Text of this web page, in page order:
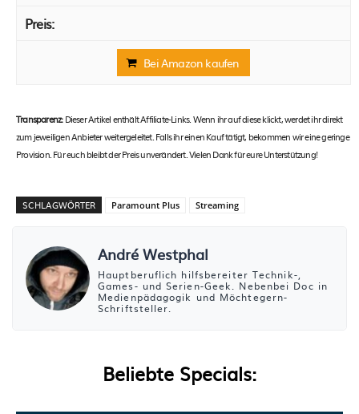
Bei Amazon kaufen
Transparenz:Dieser Artikel enthält Affiliate-Links. Wenn ihr auf diese klickt, werdet ihr direkt
zum jeweiligen Anbieter weitergeleitet. Falls ihr einen Kauf tätigt, bekommen wir eine geringe
Provision. Für euch bleibt der Preis unverändert. Vielen Dank für eure Unterstützung!
SCHLAGWÖRTER Paramount Plus Streaming
André Westphal
Hauptberuflich hilfsbereiter Technik-,
Games- und Serien-Geek. Nebenbei Doc in
Medienpädagogik und Möchtegern-
Schriftsteller.
Beliebte Specials: